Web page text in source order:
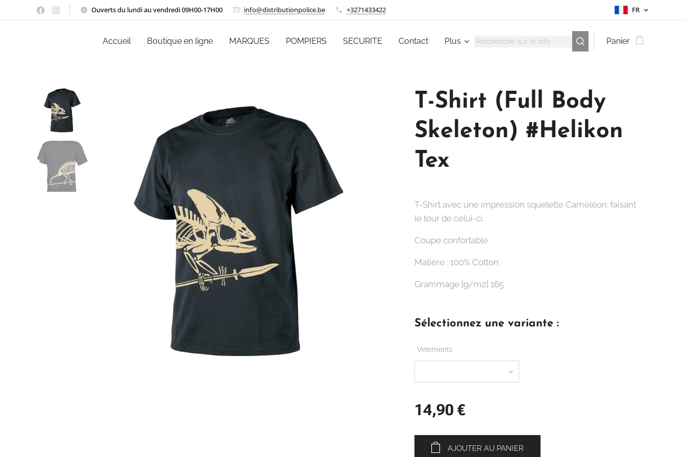
Ouverts du lundi au vendredi 09H00-17H00 info@distributionpolice.be +3271433422 FR
Accueil Boutique en ligne MARQUES POMPIERS SECURITE Contact Plus Panier
T-Shirt (Full Body
Skeleton) #Helikon
Tex
T-Shirt avec une impression squelette Caméléon. faisant
le tour de celui-ci.
Coupe confortable
Matière : 100% Cotton
Grammage [g/m2] 165
Sélectionnez une variante :
Vetements
14,90 €
AJOUTER AU PANIER